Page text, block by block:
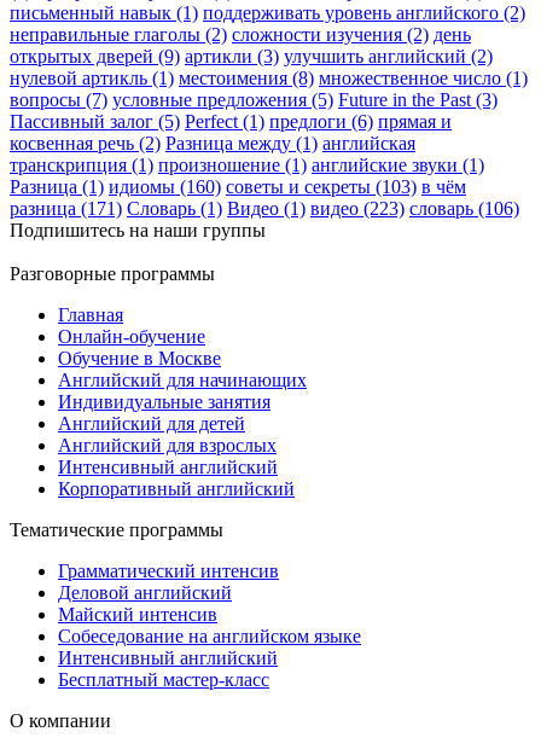
письменный навык (1) поддерживать уровень английского (2)
неправильные глаголы (2) сложности изучения (2) день
открытых дверей (9) артикли (3) улучшить английский (2)
нулевой артикль (1) местоимения (8) множественное число (1)
вопросы (7) условные предложения (5) Future in the Past (3)
Пассивный залог (5) Perfect (1) предлоги (6) прямая и
косвенная речь (2) Разница между (1) английская
транскрипция (1) произношение (1) английские звуки (1)
Разница (1) идиомы (160) советы и секреты (103) в чём
разница (171) Словарь (1) Видео (1) видео (223) словарь (106)
Подпишитесь на наши группы
Разговорные программы
Главная
Онлайн-обучение
Обучение в Москве
Английский для начинающих
Индивидуальные занятия
Английский для детей
Английский для взрослых
Интенсивный английский
Корпоративный английский
Тематические программы
Грамматический интенсив
Деловой английский
Майский интенсив
Собеседование на английском языке
Интенсивный английский
Бесплатный мастер-класс
О компании